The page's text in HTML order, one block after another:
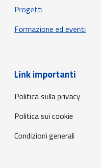
Progetti
Formazione ed eventi
Link importanti
Politica sulla privacy
Politica sui cookie
Condizioni generali